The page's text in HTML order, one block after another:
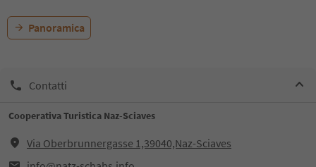
Panoramica
Contatti
Cooperativa Turistica Naz-Sciaves
Via Oberbrunnergasse 1,39040,Naz-Sciaves